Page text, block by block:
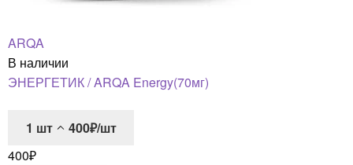
ARQA
В наличии
ЭНЕРГЕТИК / ARQA Energy(70мг)
1 шт
400₽/шт
400₽